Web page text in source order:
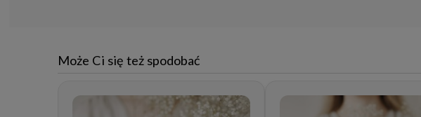
Może Ci się też spodobać